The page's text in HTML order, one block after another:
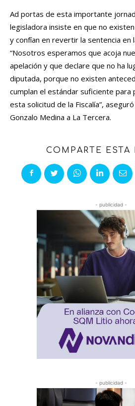
Ad portas de esta importante
legisladora insiste en que no
y confían en revertir la sentencia en
“Nosotros esperamos que acoja
apelación y que declare que no ha
diputada, porque no existen
cumplan el estándar suficiente para
esta solicitud de la Fiscalía”,
Gonzalo Medina a La Tercera.
COMPARTE ESTA
- publicidad -
- publicidad -